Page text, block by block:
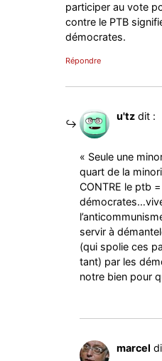
participer au vote
contre le PTB
démocrates.
Répondre
u'tz dit :
« Seule une
quart de la
CONTRE le ptb
servir à
(qui spolie ces
tant) par les
notre bien pour
marcel